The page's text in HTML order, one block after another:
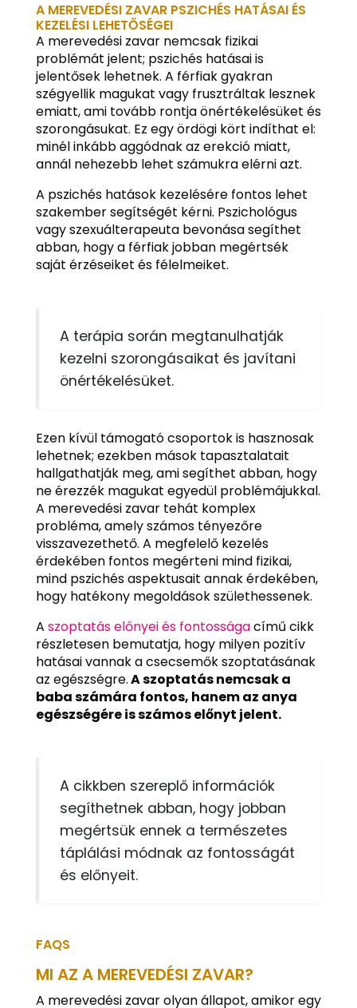
A MEREVEDÉSI ZAVAR PSZICHÉS HATÁSAI ÉS
KEZELÉSI LEHETŐSÉGEI
A merevedési zavar nemcsak fizikai
problémát jelent; pszichés hatásai is
jelentősek lehetnek. A férfiak gyakran
szégyellik magukat vagy frusztráltak lesznek
emiatt, ami tovább rontja önértékelésüket és
szorongásukat. Ez egy ördögi kört indíthat el:
minél inkább aggódnak az erekció miatt,
annál nehezebb lehet számukra elérni azt.
A pszichés hatások kezelésére fontos lehet
szakember segítségét kérni. Pszichológus
vagy szexuálterapeuta bevonása segíthet
abban, hogy a férfiak jobban megértsék
saját érzéseiket és félelmeiket.
A terápia során megtanulhatják
kezelni szorongásaikat és javítani
önértékelésüket.
Ezen kívül támogató csoportok is hasznosak
lehetnek; ezekben mások tapasztalatait
hallgathatják meg, ami segíthet abban, hogy
ne érezzék magukat egyedül problémájukkal.
A merevedési zavar tehát komplex
probléma, amely számos tényezőre
visszavezethető. A megfelelő kezelés
érdekében fontos megérteni mind fizikai,
mind pszichés aspektusait annak érdekében,
hogy hatékony megoldások születhessenek.
A szoptatás előnyei és fontosságacímű cikk
részletesen bemutatja, hogy milyen pozitív
hatásai vannak a csecsemők szoptatásának
az egészségre.A szoptatás nemcsak a
baba számára fontos, hanem az anya
egészségére is számos előnyt jelent.
A cikkben szereplő információk
segíthetnek abban, hogy jobban
megértsük ennek a természetes
táplálási módnak az fontosságát
és előnyeit.
FAQS
MI AZ A MEREVEDÉSI ZAVAR?
A merevedési zavar olyan állapot, amikor egy